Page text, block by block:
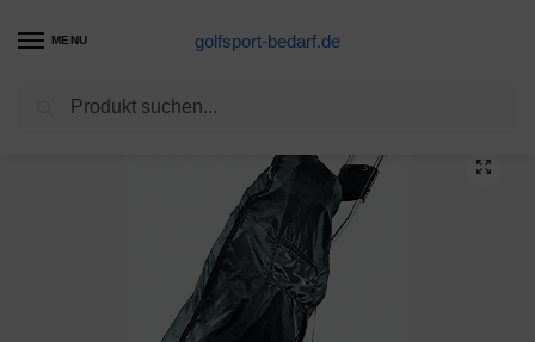
MENU golfsport-bedarf.de
Golftrolleys-Produkte